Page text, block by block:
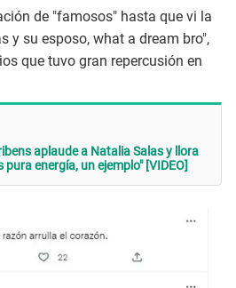
de "famosos" hasta que vi la
y su esposo, what a dream bro",
que tuvo gran repercusión en
aplaude a Natalia Salas y llora
pura energía, un ejemplo" [VIDEO]